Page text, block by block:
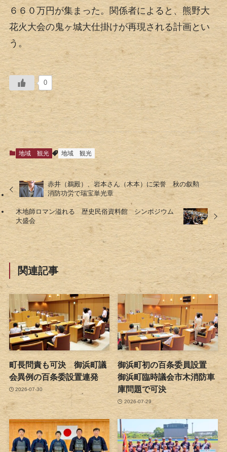
６６０万円が集まった。関係者によると、熊野大
花火大会の鬼ヶ城大仕掛けが再現される計画とい
う。
0
地域 観光 地域 観光
赤井（鵜殿）、岩本さん（木本）に栄誉 秋の叙勲
消防功労で瑞宝単光章
木地師ロマン溢れる 歴史民俗資料館 シンポジウム
大盛会
関連記事
町長問責も可決 御浜町議
会異例の百条委設置連発
2026-07-30
御浜町初の百条委員設置
御浜町臨時議会市木消防車
庫問題で可決
2026-07-29